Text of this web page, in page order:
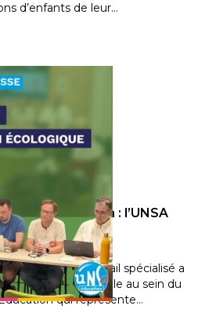
d’enfants de leur…
de l’éducation : l’UNSA
les lignes
un groupe de travail spécialisé a
écologique de l’Ecole au sein du
qui représente…